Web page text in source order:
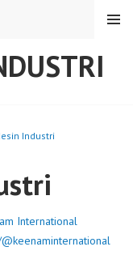
MENU
Industri
International